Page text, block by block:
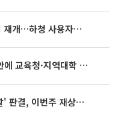
현대차·기아, 이번 주 임단협 재개…하청 사용자성 재심도 ‘변수’
대학 서·논술형 입시 연계 '착수'
최태원·노소영 '9440억 분할' 판결, 이번주 재상고 여부 주목